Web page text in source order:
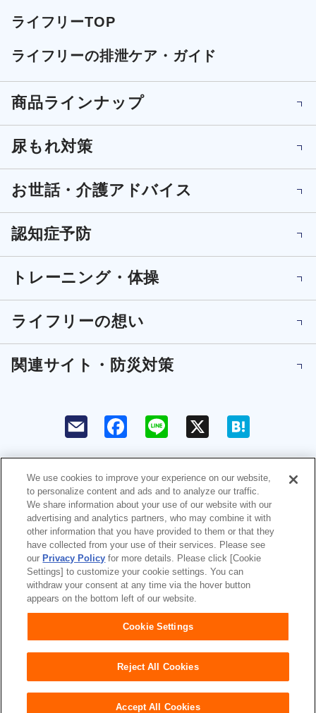
ライフリーTOP
ライフリーの排泄ケア・ガイド
商品ラインナップ
尿もれ対策
お世話・介護アドバイス
認知症予防
トレーニング・体操
ライフリーの想い
関連サイト・防災対策
e
o
o
e
e
a
ユニ・チャームHOME お問い合わせ
ウェブサイト利用規約 プライバシーポリシー
公式アカウント コミュニティガ
イドライン
障がいの表記について
Japan
Copyright© Unicharm Corporation
We use cookies to improve your experience on our website,
to personalize content and ads and to analyze our traffic.
We share information about your use of our website with our
advertising and analytics partners, who may combine it with
other information that you have provided to them or that they
have collected from your use of their services. Please see
our Privacy Policy for more details. Please click [Cookie
Settings] to customize your cookie settings. You can
withdraw your consent at any time via the hover button
appears on the bottom left of our website.
Cookie Settings
Reject All Cookies
Accept All Cookies